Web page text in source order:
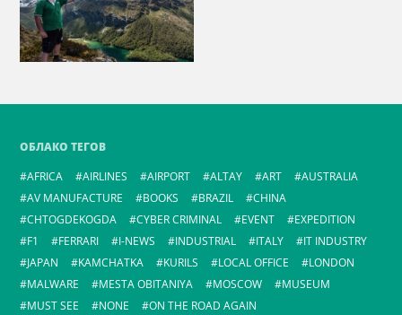
ОБЛАКО ТЕГОВ
AFRICA
AIRLINES AIRPORT ALTAY ART
AUSTRALIA
AV MANUFACTURE
BOOKS BRAZIL
CHINA
CHTOGDEKOGDA
CYBER CRIMINAL EVENT
EXPEDITION
F1
FERRARI I-NEWS INDUSTRIAL ITALY
IT INDUSTRY
JAPAN
KAMCHATKA KURILS LOCAL OFFICE
LONDON
MALWARE
MESTA OBITANIYA MOSCOW
MUSEUM
MUST SEE
NONE
ON THE ROAD AGAIN